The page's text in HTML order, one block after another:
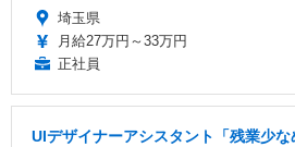
埼玉県
月給27万円～33万円
正社員
UIデザイナーアシスタント「残業少